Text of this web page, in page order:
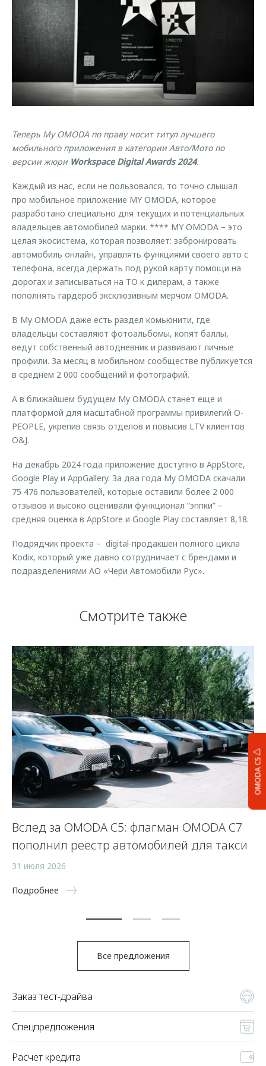
Страхование
Кредитный калькулятор
Аксессуары
Одежда и сувениры
Оригинальные аксессуары
Запчасти
Трейд-ин
Калькулятор трейд-ин
Клиентская поддержка
O&J Автоклуб
Клуб владельцев OMODA
Приложение O&J
Аксессуары
Оригинальные аксессуары
Обратная связь
OMODA C5
Теперь My OMODA по праву носит титул лучшего
мобильного приложения в категории Авто/Мото по
версии жюри Workspace Digital Awards 2024.
Каждый из нас, если не пользовался, то точно слышал
про мобильное приложение MY OMODA, которое
разработано специально для текущих и потенциальных
владельцев автомобилей марки. **** MY OMODA – это
целая экосистема, которая позволяет: забронировать
автомобиль онлайн, управлять функциями своего авто с
телефона, всегда держать под рукой карту помощи на
дорогах и записываться на ТО к дилерам, а также
пополнять гардероб эксклюзивным мерчом OMODA.
В My OMODA даже есть раздел комьюнити, где
владельцы составляют фотоальбомы, копят баллы,
ведут собственный автодневник и развивают личные
профили. За месяц в мобильном сообществе публикуется
в среднем 2 000 сообщений и фотографий.
А в ближайшем будущем My OMODA станет еще и
платформой для масштабной программы привилегий O-
PEOPLE, укрепив связь отделов и повысив LTV клиентов
O&J.
На декабрь 2024 года приложение доступно в AppStore,
Google Play и AppGallery. За два года My OMODA скачали
75 476 пользователей, которые оставили более 2 000
отзывов и высоко оценивали функционал “эппки” –
средняя оценка в AppStore и Google Play составляет 8,18.
Подрядчик проекта – digital-продакшен полного цикла
Kodix, который уже давно сотрудничает с брендами и
подразделениями АО «Чери Автомобили Рус».
Смотрите также
Вслед за OMODA C5: флагман OMODA C7
пополнил реестр автомобилей для такси
31 июля 2026
Подробнее
Все предложения
Заказ тест-драйва
Спецпредложения
Расчет кредита